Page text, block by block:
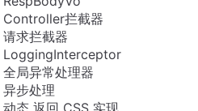
Controller拦截器
请求拦截器
LoggingInterceptor
全局异常处理器
异步处理
动态 返回 CSS 实现